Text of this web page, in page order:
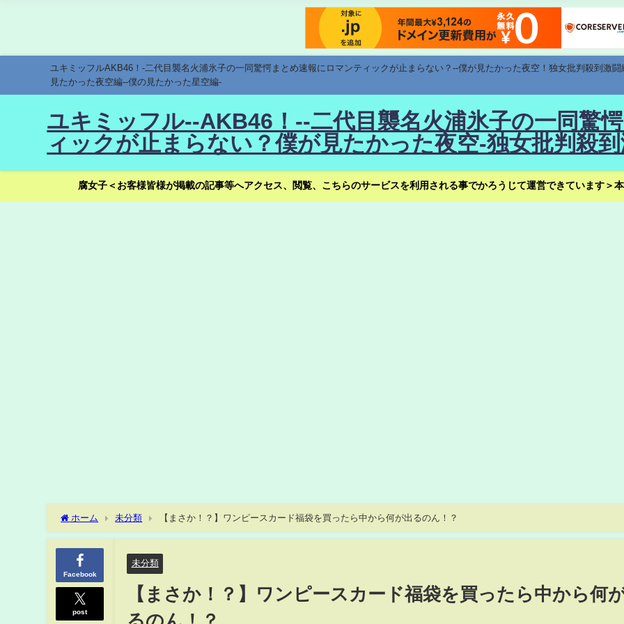
ユキミッフルAKB46！-二代目襲名火浦氷子の一同驚愕まとめ速報にロマンティックが止まらない？--僕が見たかった夜空！独女批判殺到激
見たかった夜空編--僕の見たかった星空編-
ユキミッフル--AKB46！--二代目襲名火浦氷子の一同驚
ィックが止まらない？僕が見たかった夜空-独女批判殺
腐女子＜お客様皆様が掲載の記事等へアクセス、閲覧、こちらのサービスを利用される事でかろうじて運営できています＞
ホーム 未分類 【まさか！？】ワンピースカード福袋を買ったら中から何が出るのん！？
Facebook
post
未分類
【まさか！？】ワンピースカード福袋を買ったら中から何